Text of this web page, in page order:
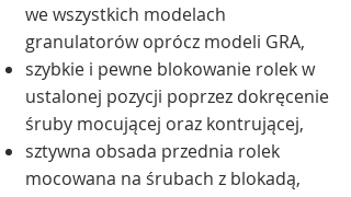
we wszystkich modelach
granulatorów oprócz modeli GRA,
szybkie i pewne blokowanie rolek w
ustalonej pozycji poprzez dokręcenie
śruby mocującej oraz kontrującej,
sztywna obsada przednia rolek
mocowana na śrubach z blokadą,